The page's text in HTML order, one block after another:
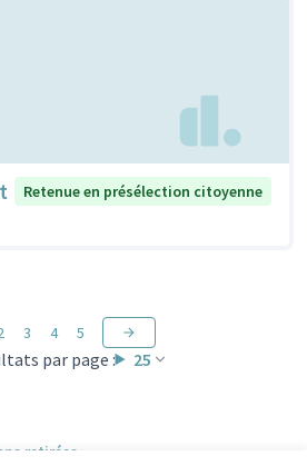
Retenue en présélection citoyenne
par page : 25
3 4 5
retirées